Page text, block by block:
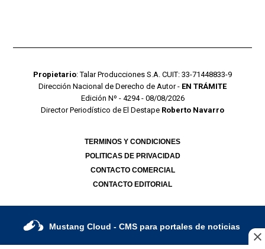
Propietario: Talar Producciones S.A. CUIT: 33-71448833-9
Dirección Nacional de Derecho de Autor - EN TRÁMITE
Edición Nº - 4294 - 08/08/2026
Director Periodístico de El Destape Roberto Navarro
TERMINOS Y CONDICIONES
POLITICAS DE PRIVACIDAD
CONTACTO COMERCIAL
CONTACTO EDITORIAL
Mustang Cloud - CMS para portales de noticias